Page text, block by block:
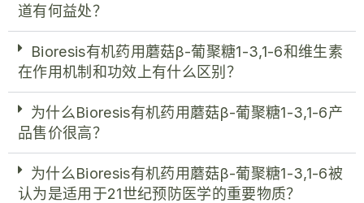
道有何益处？
Bioresis有机药用蘑菇β-葡聚糖1-3,1-6和维生素
在作用机制和功效上有什么区别？
为什么Bioresis有机药用蘑菇β-葡聚糖1-3,1-6产
品售价很高？
为什么Bioresis有机药用蘑菇β-葡聚糖1-3,1-6被
认为是适用于21世纪预防医学的重要物质？